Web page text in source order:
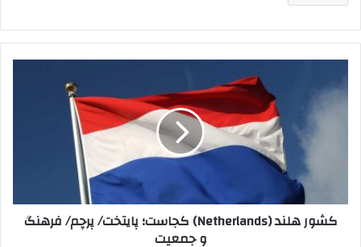
هلند
جمعیت
کشور هلند (Netherlands) کجاست؛ پایتخت/ پرچم/ فرهنگ
و جمعیت